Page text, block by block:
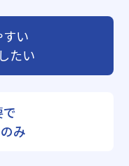
い
たい
み